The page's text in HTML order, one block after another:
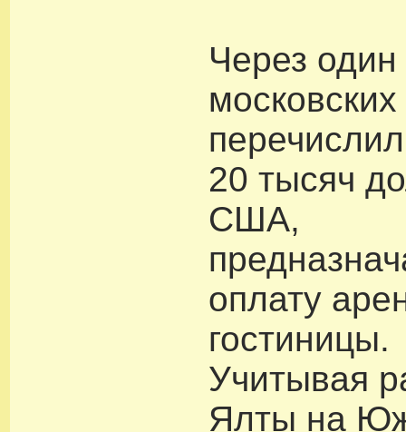
Через один
20 тысяч
США,
оплату
гостиницы.
Учитывая
Ялты на